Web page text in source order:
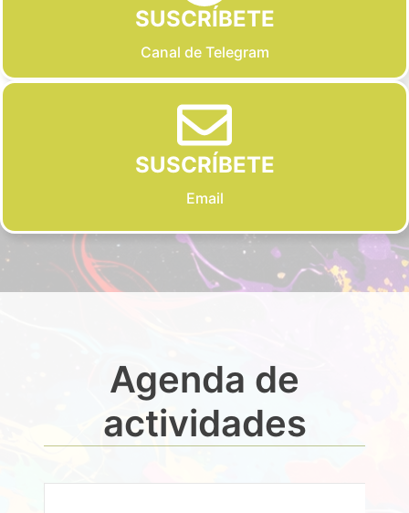
SUSCRÍBETE
Canal de Telegram
SUSCRÍBETE
Email
Agenda de
actividades